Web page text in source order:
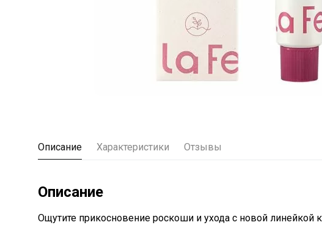
Описание Характеристики Отзывы
Описание
Ощутите прикосновение роскоши и ухода с новой линейкой